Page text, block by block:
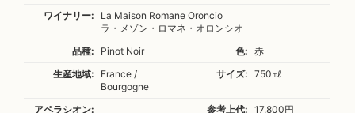
ワイナリー:
La Maison Romane Oroncio
ラ・メゾン・ロマネ・オロンシオ
品種:
Pinot Noir 色:
赤
生産地域:
France /
Bourgogne
サイズ: 750㎖
アペラシオン: 参考上代: 17,800円